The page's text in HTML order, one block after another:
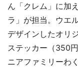
ん「クレム」に加
ラ」が担当。ウエ
デザインしたオリ
ステッカー（350
ニアファミリーわ